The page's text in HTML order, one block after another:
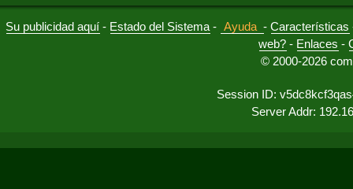
Su publicidad aquí - Estado del Sistema - Ayuda -Características
web? - Enlaces -
© 2000-2026
Session ID:
Server Addr: